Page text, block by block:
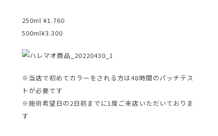
250ml ¥1.760
500ml¥3.300
※当店で初めてカラーをされる方は48時間のパッチテス
トが必要です
※施術希望日の2日前までに1度ご来店いただいておりま
す